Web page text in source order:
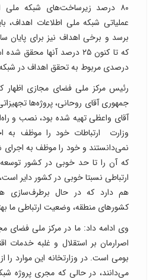
۸۰ درصد زیرساخت‌های شبکه ملی
درصدی مربوط به تحقق اهداف در
رئیس مرکز ملی فضای مجازی اظهار
جمهوری آقای روحانی، پروژه‌ها
آقای واعظی تهیه شده بود، نصب و
وزارت ارتباطات خود را موظف به
نمی‌دانستند و خود را موظف به اجرای
که آن را تا حد خوبی در کشور
ارتباطی نسبتا خوبی در کشور دایر
هم دارد که در حال برطرف‌سازی
کشورهای منطقه، وضعیت ارتباطی ما
وی ادامه داد: ما در مرکز ملی فضای
اصرارمان بر استقلال و غلبه خدمات
بومی است. در وزارتخانه این موارد
می‌دانند، در حالی که مجری پروژه